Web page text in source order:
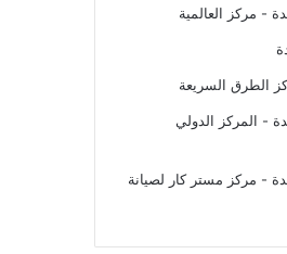
- مركز العالمية
الطرق السريعة
- المركز الدولي
- مركز مستر كار لصيانة